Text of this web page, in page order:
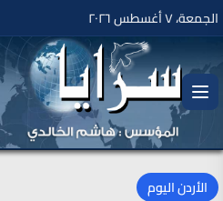
الجمعة، ٧ أغسطس ٢٠٢٦
الأردن اليوم